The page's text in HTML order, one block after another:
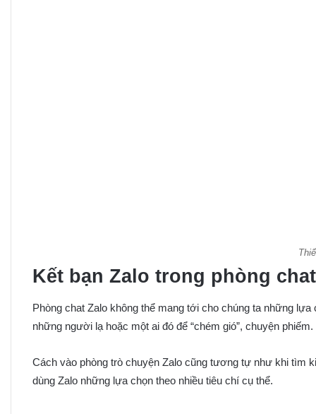
Kết bạn Zalo trong phòng chat
Phòng chat Zalo không thể mang tới cho chúng ta những
những người lạ hoặc một ai đó để “chém gió”, chuyện phiếm.
Cách vào phòng trò chuyện Zalo cũng tương tự như khi tìm
dùng Zalo những lựa chọn theo nhiều tiêu chí cụ thể.